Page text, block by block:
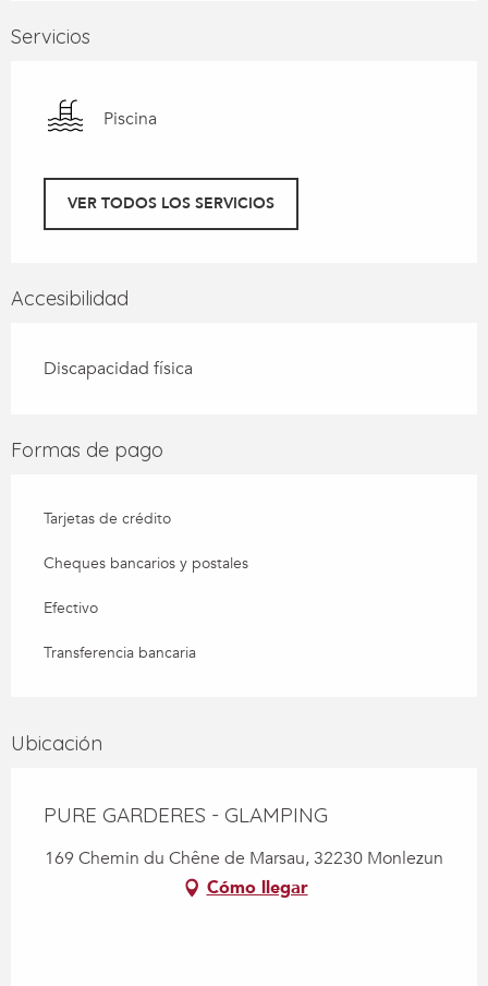
Servicios
Piscina
VER TODOS LOS SERVICIOS
Accesibilidad
Discapacidad física
Formas de pago
Tarjetas de crédito
Cheques bancarios y postales
Efectivo
Transferencia bancaria
Ubicación
PURE GARDERES - GLAMPING
169 Chemin du Chêne de Marsau, 32230 Monlezun
Cómo llegar